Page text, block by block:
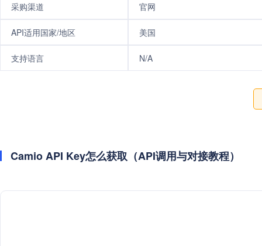
采购渠道 官网
API适用国家/地区 美国
支持语言 N/A
Camio API Key怎么获取（API调用与对接教程）